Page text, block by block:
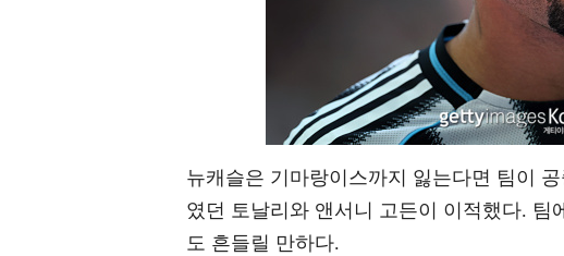
뉴캐슬은 기마랑이스까지 잃는다면 팀이
였던 토날리와 앤서니 고든이 이적했다.
도 흔들릴 만하다.